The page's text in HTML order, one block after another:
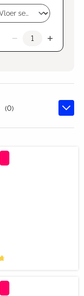
(0)